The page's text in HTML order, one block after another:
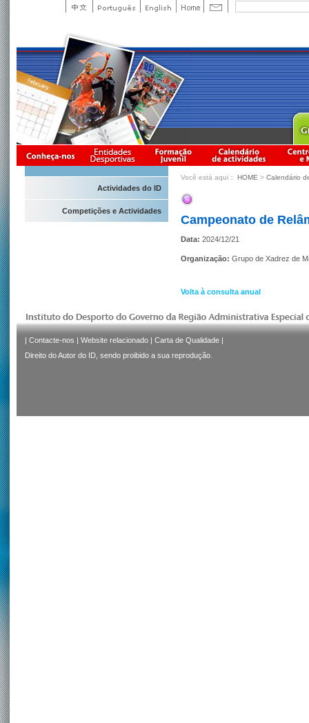
Actividades do ID
Competições e Actividades
Você está aqui： HOME > Calendário
Campeonato de
Data: 2024/12/21
Organização: Grupo de Xadrez de
Volta à consulta anual
| Contacte-nos | Website relacionado | Carta de Qualidade |
Direito do Autor do ID, sendo proibido a sua reprodução.